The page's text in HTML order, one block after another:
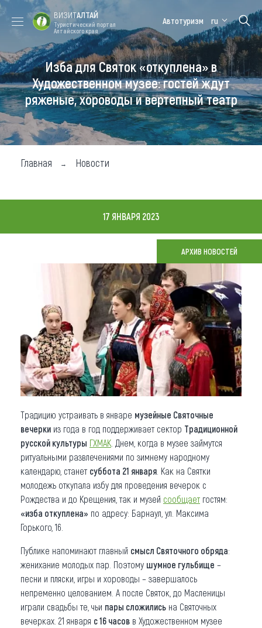
Форум VISIT
ALTAI
Цветение
маральника
Медицинский
форум
Алтайская
зимовка
Туры
Где побывать
Чем заняться
Карта
Что привезти (сувениры)
О регионе
Коллекция впечатлений
Другие рубрики
ВИЗИТАЛТАЙ
Туристический портал
Алтайского края
Автотуризм ru
Изба для Святок «откуплена» в
Художественном музее: гостей ждут
ряженые, хороводы и вертепный театр
Главная Новости
17 ЯНВАРЯ 2023
АРХИВ НОВОСТЕЙ
Традицию устраивать в январе музейные Святочные
вечерки из года в год поддерживает сектор Традиционной
русской культуры ГХМАК . Днем, когда в музее займутся
ритуальными развлечениями по зимнему народному
календарю, станет суббота 21 января . Как на Святки
молодежь откупала избу для проведения вечерок с
Рождества и до Крещения, так и музей сообщает гостям:
«изба откуплена» по адресу: Барнаул, ул. Максима
Горького, 16.
Публике напоминают главный смысл Святочного обряда:
женихание молодых пар. Поэтому шумное гульбище –
песни и пляски, игры и хороводы – завершалось
непременно целованием. А после Святок, до Масленицы
играли свадьбы те, чьи пары сложились на Святочных
вечерках. 21 января с 16 часов в Художественном музее